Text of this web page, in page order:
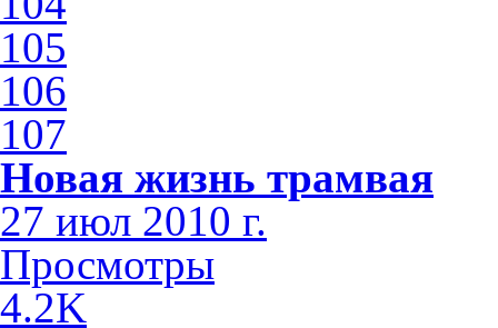
105
106
107
Новая жизнь трамвая
27 июл 2010 г.
Просмотры
4.2K